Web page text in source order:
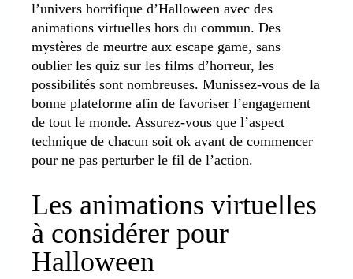
l’univers horrifique d’Halloween avec des
animations virtuelles hors du commun. Des
mystères de meurtre aux escape game, sans
oublier les quiz sur les films d’horreur, les
possibilités sont nombreuses. Munissez-vous de la
bonne plateforme afin de favoriser l’engagement
de tout le monde. Assurez-vous que l’aspect
technique de chacun soit ok avant de commencer
pour ne pas perturber le fil de l’action.
Les animations virtuelles
à considérer pour
Halloween